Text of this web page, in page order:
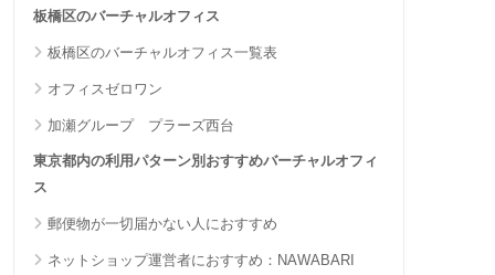
板橋区のバーチャルオフィス
板橋区のバーチャルオフィス一覧表
オフィスゼロワン
加瀬グループ プラーズ西台
東京都内の利用パターン別おすすめバーチャルオフィ
ス
郵便物が一切届かない人におすすめ
ネットショップ運営者におすすめ：NAWABARI